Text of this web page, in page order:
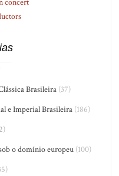
concert
Brasileira (37)
e Imperial Brasileira (186)
o domínio europeu(100)